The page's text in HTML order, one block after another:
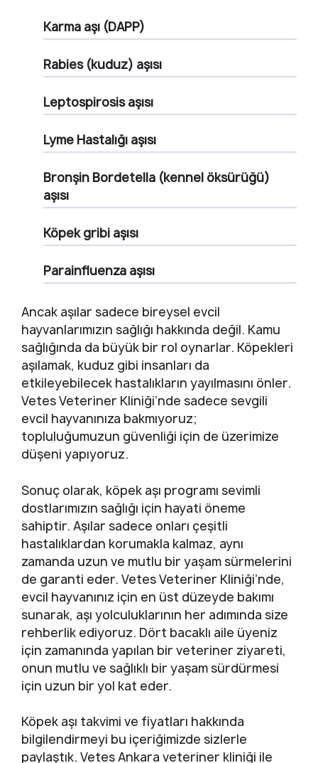
Karma aşı (DAPP)
Rabies (kuduz) aşısı
Leptospirosis aşısı
Lyme Hastalığı aşısı
Bronşin Bordetella (kennel öksürüğü)
aşısı
Köpek gribi aşısı
Parainfluenza aşısı
Ancak aşılar sadece bireysel evcil
hayvanlarımızın sağlığı hakkında değil. Kamu
sağlığında da büyük bir rol oynarlar. Köpekleri
aşılamak, kuduz gibi insanları da
etkileyebilecek hastalıkların yayılmasını önler.
Vetes Veteriner Kliniği’nde sadece sevgili
evcil hayvanınıza bakmıyoruz;
topluluğumuzun güvenliği için de üzerimize
düşeni yapıyoruz.
Sonuç olarak, köpek aşı programı sevimli
dostlarımızın sağlığı için hayati öneme
sahiptir. Aşılar sadece onları çeşitli
hastalıklardan korumakla kalmaz, aynı
zamanda uzun ve mutlu bir yaşam sürmelerini
de garanti eder. Vetes Veteriner Kliniği’nde,
evcil hayvanınız için en üst düzeyde bakımı
sunarak, aşı yolculuklarının her adımında size
rehberlik ediyoruz. Dört bacaklı aile üyeniz
için zamanında yapılan bir veteriner ziyareti,
onun mutlu ve sağlıklı bir yaşam sürdürmesi
için uzun bir yol kat eder.
Köpek aşı takvimi ve fiyatları hakkında
bilgilendirmeyi bu içeriğimizde sizlerle
paylaştık. Vetes Ankara veteriner kliniği ile